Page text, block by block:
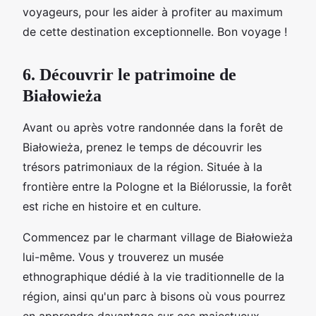
voyageurs, pour les aider à profiter au maximum
de cette destination exceptionnelle. Bon voyage !
6. Découvrir le patrimoine de
Białowieża
Avant ou après votre randonnée dans la forêt de
Białowieża, prenez le temps de découvrir les
trésors patrimoniaux de la région. Située à la
frontière entre la Pologne et la Biélorussie, la forêt
est riche en histoire et en culture.
Commencez par le charmant village de Białowieża
lui-même. Vous y trouverez un musée
ethnographique dédié à la vie traditionnelle de la
région, ainsi qu'un parc à bisons où vous pourrez